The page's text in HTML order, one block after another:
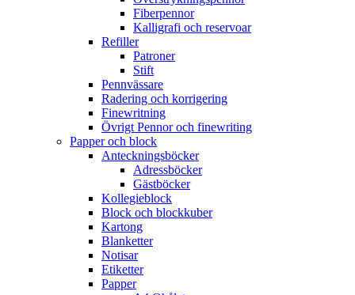
Fiberpennor
Kalligrafi och reservoar
Refiller
Patroner
Stift
Pennvässare
Radering och korrigering
Finewritning
Övrigt Pennor och finewriting
Papper och block
Anteckningsböcker
Adressböcker
Gästböcker
Kollegieblock
Block och blockkuber
Kartong
Blanketter
Notisar
Etiketter
Papper